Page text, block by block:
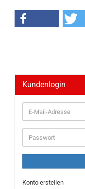
Kundenlogin
E-
Mail-
Adresse
Passwort
Konto erstellen